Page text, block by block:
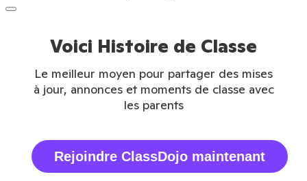
Voici Histoire de Classe
Le meilleur moyen pour partager des mises
à jour, annonces et moments de classe avec
les parents
Rejoindre ClassDojo maintenant